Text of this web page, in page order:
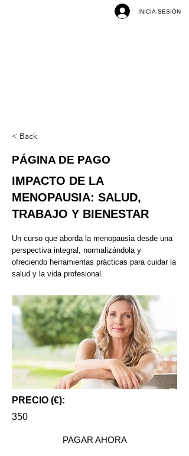
INICIA SESIÓN
< Back
PÁGINA DE PAGO
IMPACTO DE LA
MENOPAUSIA: SALUD,
TRABAJO Y BIENESTAR
Un curso que aborda la menopausia desde una
perspectiva integral, normalizándola y
ofreciendo herramientas prácticas para cuidar la
salud y la vida profesional.
PRECIO (€):
350
PAGAR AHORA